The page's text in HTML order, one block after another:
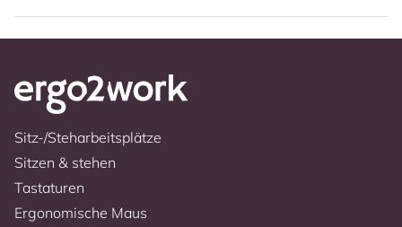
Sitz-/Steharbeitsplätze
Sitzen & stehen
Tastaturen
Ergonomische Maus